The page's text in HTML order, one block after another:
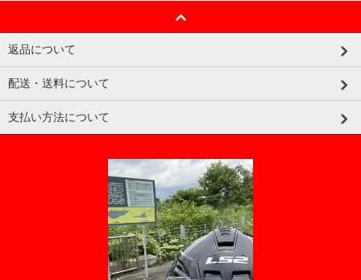
返品について
配送・送料について
支払い方法について